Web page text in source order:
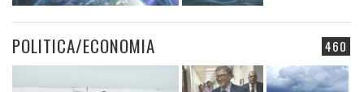
460
POLITICA/ECONOMIA